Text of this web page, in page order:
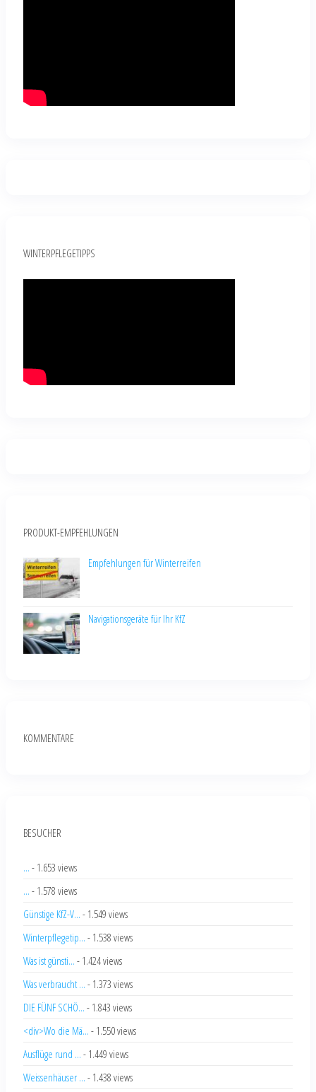
WINTERPFLEGETIPPS
PRODUKT-EMPFEHLUNGEN
Empfehlungen für Winterreifen
Navigationsgeräte für Ihr KfZ
KOMMENTARE
BESUCHER
... - 1.653 views
... - 1.578 views
Günstige KfZ-V... - 1.549 views
Winterpflegetip... - 1.538 views
Was ist günsti... - 1.424 views
Was verbraucht ... - 1.373 views
DIE FÜNF SCHÖ... - 1.843 views
<div>Wo die Mä... - 1.550 views
Ausflüge rund ... - 1.449 views
Weissenhäuser ... - 1.438 views